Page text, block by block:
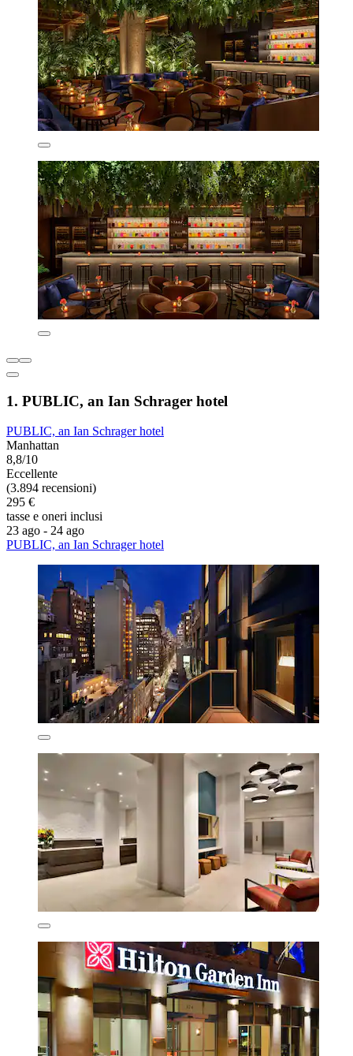
1. PUBLIC, an Ian Schrager hotel
PUBLIC, an Ian Schrager hotel
Manhattan
8,8/10
Eccellente
(3.894 recensioni)
295 €
tasse e oneri inclusi
23 ago - 24 ago
PUBLIC, an Ian Schrager hotel